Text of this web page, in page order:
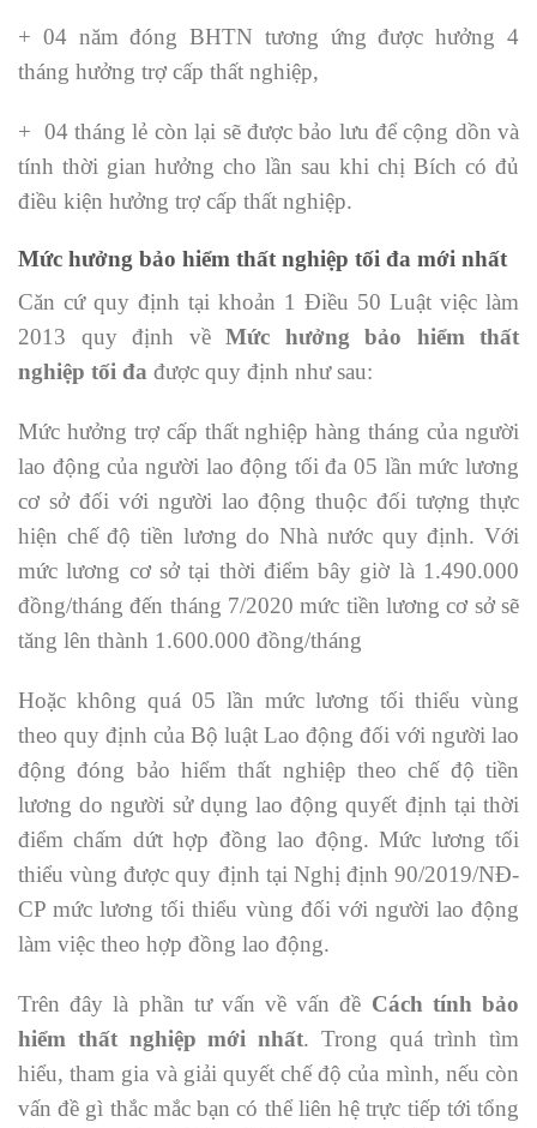
+ 04 năm đóng BHTN tương ứng được hưởng 4
tháng hưởng trợ cấp thất nghiệp,
+ 04 tháng lẻ còn lại sẽ được bảo lưu để cộng dồn và
tính thời gian hưởng cho lần sau khi chị Bích có đủ
điều kiện hưởng trợ cấp thất nghiệp.
Mức hưởng bảo hiểm thất nghiệp tối đa mới nhất
Căn cứ quy định tại khoản 1 Điều 50 Luật việc làm
2013 quy định về Mức hưởng bảo hiểm thất
nghiệp tối đa được quy định như sau:
Mức hưởng trợ cấp thất nghiệp hàng tháng của người
lao động của người lao động tối đa 05 lần mức lương
cơ sở đối với người lao động thuộc đối tượng thực
hiện chế độ tiền lương do Nhà nước quy định. Với
mức lương cơ sở tại thời điểm bây giờ là 1.490.000
đồng/tháng đến tháng 7/2020 mức tiền lương cơ sở sẽ
tăng lên thành 1.600.000 đồng/tháng
Hoặc không quá 05 lần mức lương tối thiểu vùng
theo quy định của Bộ luật Lao động đối với người lao
động đóng bảo hiểm thất nghiệp theo chế độ tiền
lương do người sử dụng lao động quyết định tại thời
điểm chấm dứt hợp đồng lao động. Mức lương tối
thiểu vùng được quy định tại Nghị định 90/2019/NĐ-
CP mức lương tối thiểu vùng đối với người lao động
làm việc theo hợp đồng lao động.
Trên đây là phần tư vấn về vấn đề Cách tính bảo
hiểm thất nghiệp mới nhất. Trong quá trình tìm
hiểu, tham gia và giải quyết chế độ của mình, nếu còn
vấn đề gì thắc mắc bạn có thể liên hệ trực tiếp tới tổng